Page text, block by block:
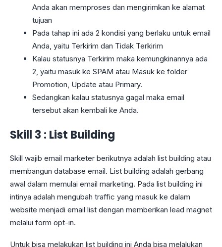
Anda akan memproses dan mengirimkan ke alamat
tujuan
Pada tahap ini ada 2 kondisi yang berlaku untuk email
Anda, yaitu Terkirim dan Tidak Terkirim
Kalau statusnya Terkirim maka kemungkinannya ada
2, yaitu masuk ke SPAM atau Masuk ke folder
Promotion, Update atau Primary.
Sedangkan kalau statusnya gagal maka email
tersebut akan kembali ke Anda.
Skill 3 : List Building
Skill wajib email marketer berikutnya adalah list building atau
membangun database email. List building adalah gerbang
awal dalam memulai email marketing. Pada list building ini
intinya adalah mengubah traffic yang masuk ke dalam
website menjadi email list dengan memberikan lead magnet
melalui form opt-in.
Untuk bisa melakukan list building ini Anda bisa melalukan